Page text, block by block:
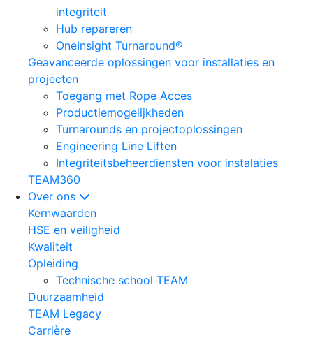
integriteit
Hub repareren
OneInsight Turnaround®
Geavanceerde oplossingen voor installaties en
projecten
Toegang met Rope Acces
Productiemogelijkheden
Turnarounds en projectoplossingen
Engineering Line Liften
Integriteitsbeheerdiensten voor instalaties
TEAM360
Over ons
Kernwaarden
HSE en veiligheid
Kwaliteit
Opleiding
Technische school TEAM
Duurzaamheid
TEAM Legacy
Carrière